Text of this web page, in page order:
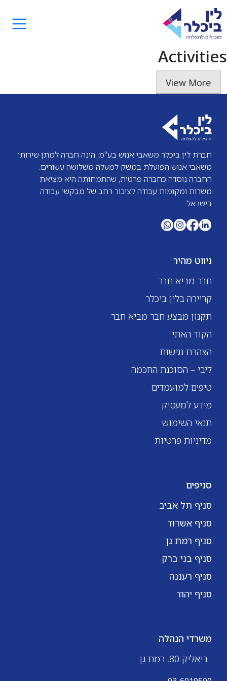
Activities
View More
חברת לין ביכלר משאבי אנוש בע"מ, הינה חברה למתן שירותי
משאבי אנוש הפועלת במשק למעלה משלושה עשורים.
החברה נוסדה כחברה פרטית, שהתמחותה היא מציאת
משרות ומקומות עבודה לציבור רחב של מבקשי עבודה
בישראל.
ניווט מהיר
חבר מביא חבר
קריירה בלין ביכלר
תקנון מבצע חבר מביא חבר
הקוד האתי
הצהרת נגישות
ליבי – הסוכנת החכמה
טיפים למועמדים
מידע למעסיק
תנאי השימוש
מדיניות פרטיות
סניפים
סניף תל אביב
סניף אשדוד
סניף רמת גן
סניף בני ברק
סניף רעננה
סניף יהוד
משרדי הנהלה
ביאליק 80, רמת גן